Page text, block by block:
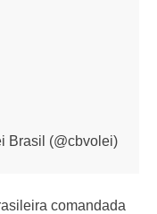
Brasil (@cbvolei)
comandada